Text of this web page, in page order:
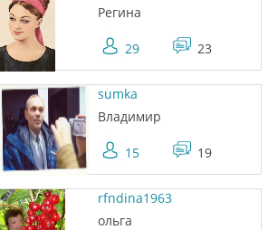
Регина
29 23
sumka
Владимир
15 19
rfndina1963
ольга